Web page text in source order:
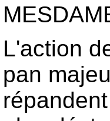
L'action
pan